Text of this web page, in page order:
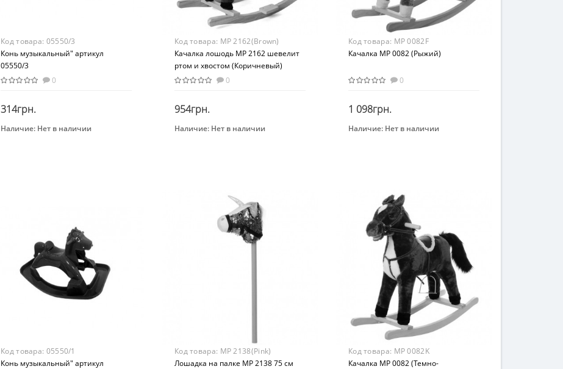
Код товара: 05550/3
Конь музыкальный" артикул
05550/3
0
314грн.
Закончился
Наличие: Нет в наличии
Код товара: MP 2162(Brown)
Качалка лошодь MP 2162 шевелит
ртом и хвостом (Коричневый)
0
954грн.
Закончился
Наличие: Нет в наличии
Комбинированный
Код товара: MP 0082F
Качалка MP 0082 (Рыжий)
0
1 098грн.
Закончился
Наличие: Нет в наличии
Материал
Код товара: 05550/1
Конь музыкальный" артикул
Код товара: MP 2138(Pink)
Лошадка на палке MP 2138 75 см
Код товара: MP 0082K
Качалка MP 0082 (Темно-